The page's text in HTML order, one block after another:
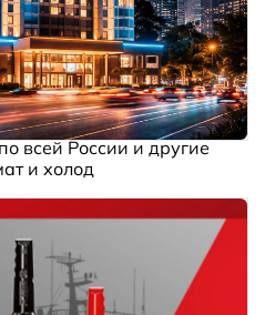
всей России и другие
и холод